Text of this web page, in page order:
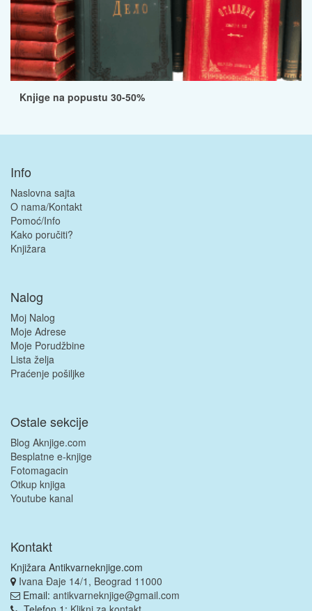
Knjige na popustu 30-50%
Info
Naslovna sajta
O nama/Kontakt
Pomoć/Info
Kako poručiti?
Knjižara
Nalog
Moj Nalog
Moje Adrese
Moje Porudžbine
Lista želja
Praćenje pošiljke
Ostale sekcije
Blog Aknjige.com
Besplatne e-knjige
Fotomagacin
Otkup knjiga
Youtube kanal
Kontakt
Knjižara Antikvarneknjige.com
Ivana Đaje 14/1, Beograd 11000
Email: antikvarneknjige@gmail.com